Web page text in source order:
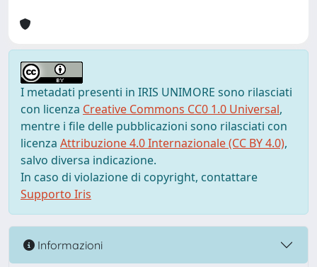
I metadati presenti in IRIS UNIMORE sono rilasciati
con licenza Creative Commons CC0 1.0 Universal,
mentre i file delle pubblicazioni sono rilasciati con
licenza Attribuzione 4.0 Internazionale (CC BY 4.0),
salvo diversa indicazione.
In caso di violazione di copyright, contattare
Supporto Iris
Informazioni